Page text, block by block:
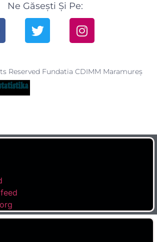
Ne Găsești Și Pe:
Reserved Fundatia CDIMM Maramureș